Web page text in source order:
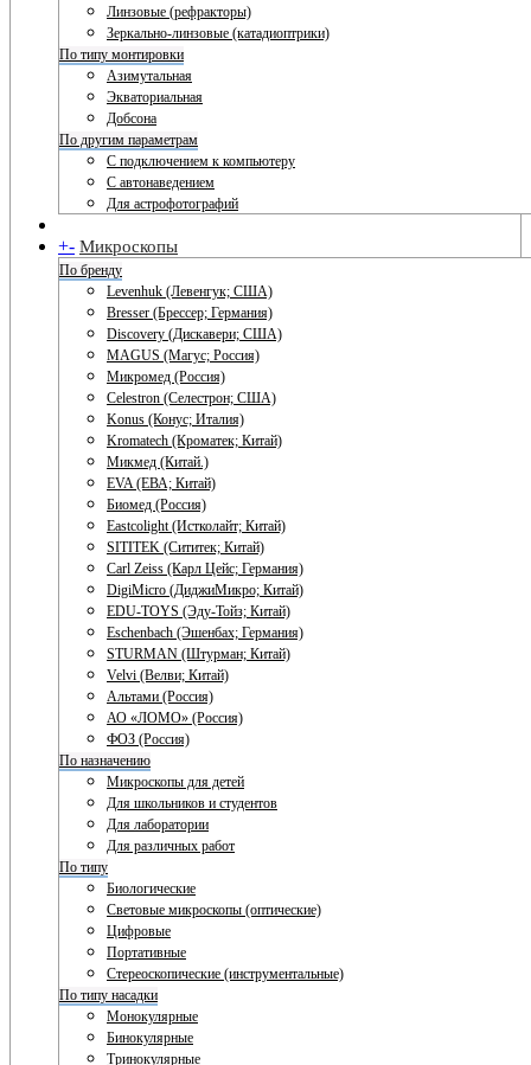
Линзовые (рефракторы)
Зеркально-линзовые (катадиоптрики)
По типу монтировки
Азимутальная
Экваториальная
Добсона
По другим параметрам
С подключением к компьютеру
С автонаведением
Для астрофотографий
+- Микроскопы
По бренду
Levenhuk (Левенгук; США)
Bresser (Брессер; Германия)
Discovery (Дискавери; США)
MAGUS (Магус; Россия)
Микромед (Россия)
Celestron (Селестрон; США)
Konus (Конус; Италия)
Kromatech (Кроматек; Китай)
Микмед (Китай.)
EVA (ЕВА; Китай)
Биомед (Россия)
Eastcolight (Истколайт; Китай)
SITITEK (Сититек; Китай)
Carl Zeiss (Карл Цейс; Германия)
DigiMicro (ДиджиМикро; Китай)
EDU-TOYS (Эду-Тойз; Китай)
Eschenbach (Эшенбах; Германия)
STURMAN (Штурман; Китай)
Velvi (Велви; Китай)
Альтами (Россия)
АО «ЛОМО» (Россия)
ФОЗ (Россия)
По назначению
Микроскопы для детей
Для школьников и студентов
Для лаборатории
Для различных работ
По типу
Биологические
Световые микроскопы (оптические)
Цифровые
Портативные
Стереоскопические (инструментальные)
По типу насадки
Монокулярные
Бинокулярные
Тринокулярные